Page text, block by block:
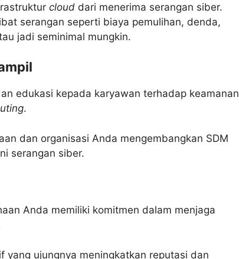
cloud dari menerima serangan siber.
serangan seperti biaya pemulihan, denda,
jadi seminimal mungkin.
edukasi kepada karyawan terhadap keamanan
.
dan organisasi Anda mengembangkan SDM
serangan siber.
Anda memiliki komitmen dalam menjaga
yang ujungnya meningkatkan reputasi dan